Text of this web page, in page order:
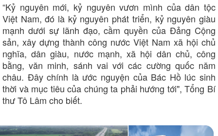
“Kỷ nguyên mới, kỷ nguyên vươn mình của dân tộc
Việt Nam, đó là kỷ nguyên phát triển, kỷ nguyên giàu
mạnh dưới sự lãnh đạo, cầm quyền của Đảng Cộng
sản, xây dựng thành công nước Việt Nam xã hội chủ
nghĩa, dân giàu, nước mạnh, xã hội dân chủ, công
bằng, văn minh, sánh vai với các cường quốc năm
châu. Đây chính là ước nguyện của Bác Hồ lúc sinh
thời và mục tiêu của chúng ta phải hướng tới", Tổng Bí
thư Tô Lâm cho biết.